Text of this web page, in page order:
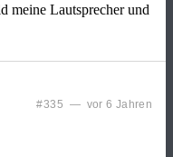
meine Lautsprecher und
#335 — vor 6 Jahren